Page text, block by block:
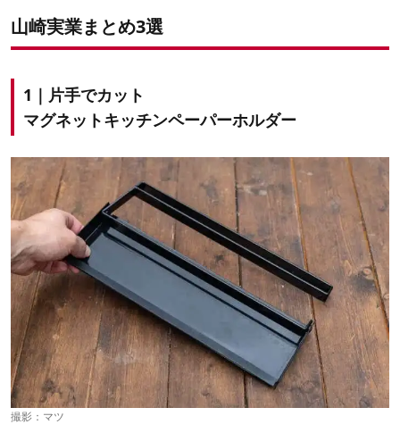
山崎実業まとめ3選
1｜片手でカット
マグネットキッチンペーパーホルダー
撮影：マツ